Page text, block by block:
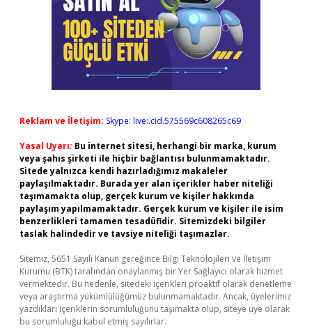
Reklam ve İletişim: Skype: live:.cid.575569c608265c69
Yasal Uyarı: Bu internet sitesi, herhangi bir marka, kurum
veya şahıs şirketi ile hiçbir bağlantısı bulunmamaktadır.
Sitede yalnızca kendi hazırladığımız makaleler
paylaşılmaktadır. Burada yer alan içerikler haber niteliği
taşımamakta olup, gerçek kurum ve kişiler hakkında
paylaşım yapılmamaktadır. Gerçek kurum ve kişiler ile isim
benzerlikleri tamamen tesadüfidir. Sitemizdeki bilgiler
taslak halindedir ve tavsiye niteliği taşımazlar.
Sitemiz, 5651 Sayılı Kanun gereğince Bilgi Teknolojileri ve İletişim
Kurumu (BTK) tarafından onaylanmış bir Yer Sağlayıcı olarak hizmet
vermektedir. Bu nedenle, sitedeki içerikleri proaktif olarak denetleme
veya araştırma yükümlülüğümüz bulunmamaktadır. Ancak, üyelerimiz
yazdıkları içeriklerin sorumluluğunu taşımakta olup, siteye üye olarak
bu sorumluluğu kabul etmiş sayılırlar.